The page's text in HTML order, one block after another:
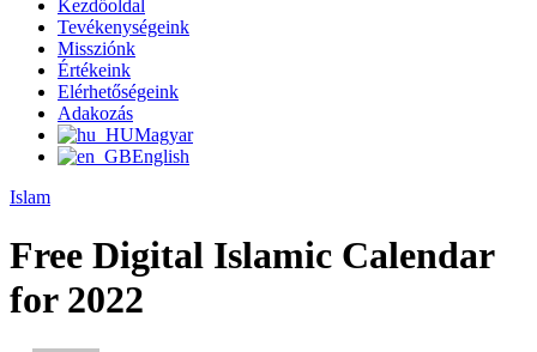
Kezdőoldal
Tevékenységeink
Missziónk
Értékeink
Elérhetőségeink
Adakozás
Magyar
English
Islam
Free Digital Islamic Calendar
for 2022